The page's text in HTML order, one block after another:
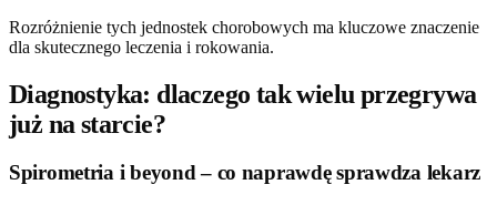
Rozróżnienie tych jednostek chorobowych ma kluczowe znaczenie
dla skutecznego leczenia i rokowania.
Diagnostyka: dlaczego tak wielu przegrywa
już na starcie?
Spirometria i beyond – co naprawdę sprawdza lekarz